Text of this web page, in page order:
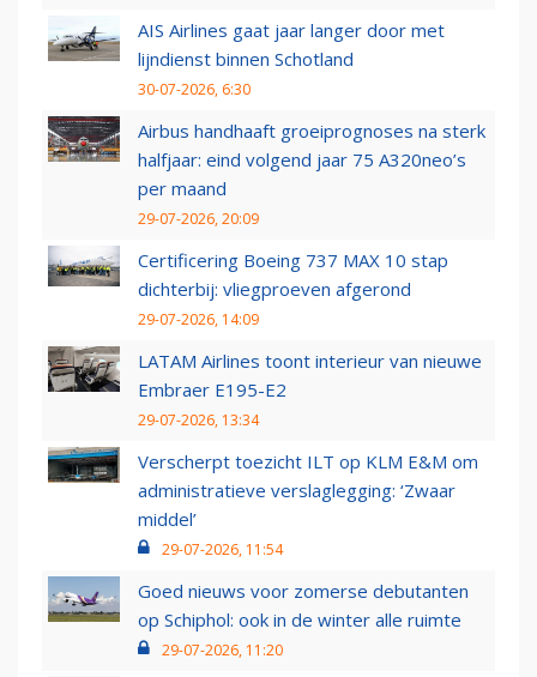
AIS Airlines gaat jaar langer door met
lijndienst binnen Schotland
30-07-2026, 6:30
Airbus handhaaft groeiprognoses na sterk
halfjaar: eind volgend jaar 75 A320neo’s
per maand
29-07-2026, 20:09
Certificering Boeing 737 MAX 10 stap
dichterbij: vliegproeven afgerond
29-07-2026, 14:09
LATAM Airlines toont interieur van nieuwe
Embraer E195-E2
29-07-2026, 13:34
Verscherpt toezicht ILT op KLM E&M om
administratieve verslaglegging: ‘Zwaar
middel’
29-07-2026, 11:54
Goed nieuws voor zomerse debutanten
op Schiphol: ook in de winter alle ruimte
29-07-2026, 11:20